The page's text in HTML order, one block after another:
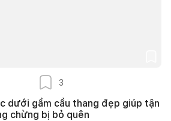
3
dưới gầm cầu thang đẹp giúp tận
chừng bị bỏ quên